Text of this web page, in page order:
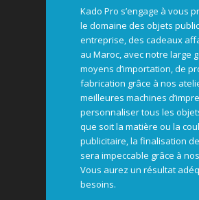
Kado Pro s’engage à vous
le domaine des objets
entreprise, des cadeaux
au Maroc, avec notre large
moyens d’importation, de
fabrication grâce à nos
meilleures machines
personnaliser tous les
que soit la matière ou la
publicitaire, la finalisation
sera impeccable grâce à
Vous aurez un résultat
besoins.